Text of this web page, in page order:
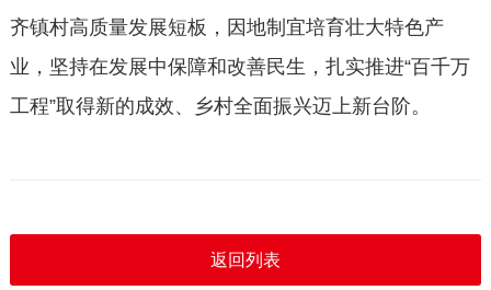
齐镇村高质量发展短板，因地制宜培育壮大特色产
业，坚持在发展中保障和改善民生，扎实推进“百千万
工程”取得新的成效、乡村全面振兴迈上新台阶。
返回列表